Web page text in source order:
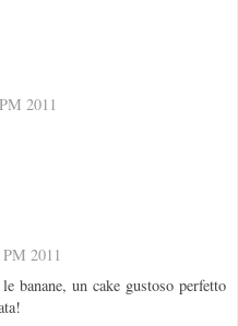
2011
2011
banane, un cake gustoso perfetto